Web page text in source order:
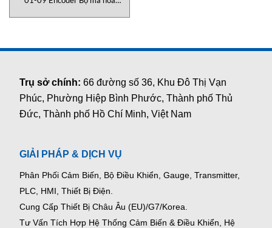
Trụ sở chính:66 đường số 36, Khu Đô Thị Vạn
Phúc, Phường Hiệp Bình Phước, Thành phố Thủ
Đức, Thành phố Hồ Chí Minh, Việt Nam
GIẢI PHÁP & DỊCH VỤ
Phân Phối Cảm Biến, Bộ Điều Khiển, Gauge, Transmitter,
PLC, HMI, Thiết Bị Điện.
Cung Cấp Thiết Bị Châu Âu (EU)/G7/Korea.
Tư Vấn Tích Hợp Hệ Thống Cảm Biến & Điều Khiển, Hệ